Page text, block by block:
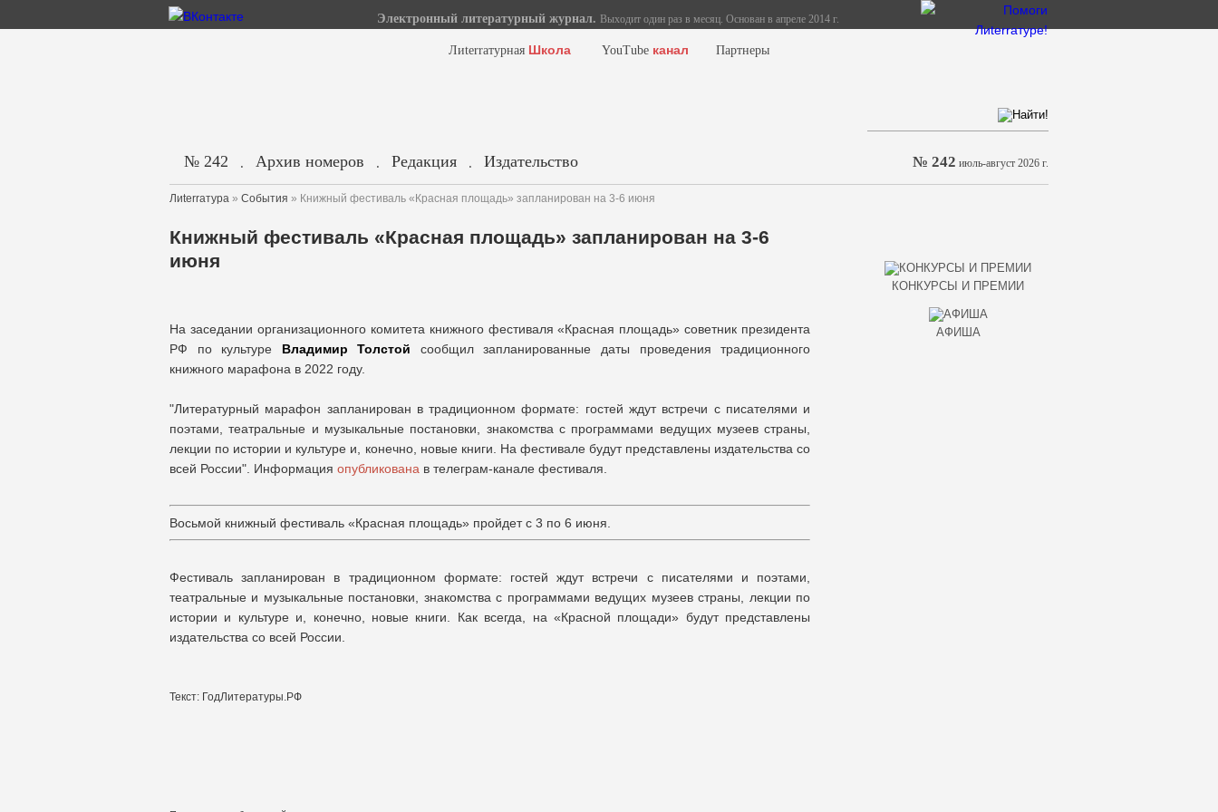
Электронный литературный журнал. Выходит один раз в месяц. Основан в апреле 2014 г.
Лиterraтурная Школа YouTube канал Партнеры
№ 242 . Архив номеров . Редакция . Издательство № 242 июль-август 2026 г.
Лиterraтура » События » Книжный фестиваль «Красная площадь» запланирован на 3-6 июня
Книжный фестиваль «Красная площадь» запланирован на 3-6
июня
На заседании организационного комитета книжного фестиваля «Красная площадь» советник президента
РФ по культуре Владимир Толстой сообщил запланированные даты проведения традиционного
книжного марафона в 2022 году.
"Литературный марафон запланирован в традиционном формате: гостей ждут встречи с писателями и
поэтами, театральные и музыкальные постановки, знакомства с программами ведущих музеев страны,
лекции по истории и культуре и, конечно, новые книги. На фестивале будут представлены издательства со
всей России". Информация опубликована в телеграм-канале фестиваля.
Восьмой книжный фестиваль «Красная площадь» пройдет с 3 по 6 июня.
Фестиваль запланирован в традиционном формате: гостей ждут встречи с писателями и поэтами,
театральные и музыкальные постановки, знакомства с программами ведущих музеев страны, лекции по
истории и культуре и, конечно, новые книги. Как всегда, на «Красной площади» будут представлены
издательства со всей России.
Текст: ГодЛитературы.РФ
КОНКУРСЫ И ПРЕМИИ
АФИША